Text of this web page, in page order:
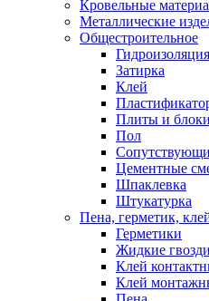
Кровельные
Металлические
Общестроительное
Гидроизоляция
Затирка
Клей
Плиты и блоки
Пол
Цементные
Шпаклевка
Штукатурка
Пена, герметик,
Герметики
Жидкие гвозди
Клей
Клей